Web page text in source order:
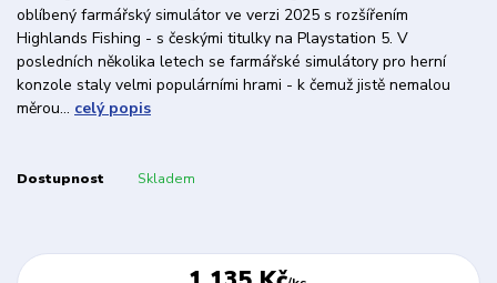
oblíbený farmářský simulátor ve verzi 2025 s rozšířením
Highlands Fishing - s českými titulky na Playstation 5. V
posledních několika letech se farmářské simulátory pro herní
konzole staly velmi populárními hrami - k čemuž jistě nemalou
měrou... celý popis
Dostupnost Skladem